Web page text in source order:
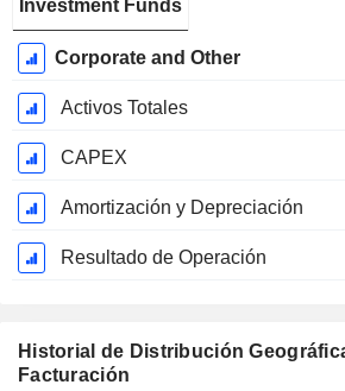
Investment Funds
Corporate and Other
Activos Totales
CAPEX
Amortización y Depreciación
Resultado de Operación
Historial de Distribución
Facturación